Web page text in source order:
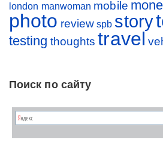
london manwoman mobile
photo review spb story
testing thoughts travel
Поиск по сайту